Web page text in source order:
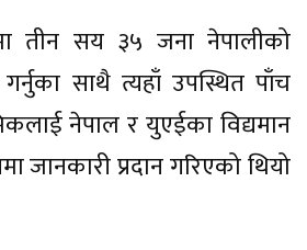
तीन सय ३५ जना नेपालीको
साथै त्यहाँ उपस्थित पाँच
नेपाल र युएईका विद्यमान
जानकारी प्रदान गरिएको थियो